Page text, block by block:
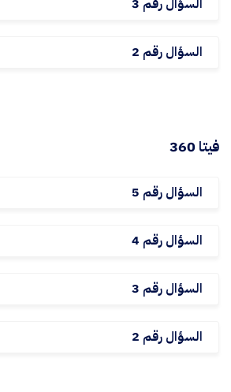
السؤال رقم 2
فيتا 360
السؤال رقم 5
السؤال رقم 4
السؤال رقم 3
السؤال رقم 2